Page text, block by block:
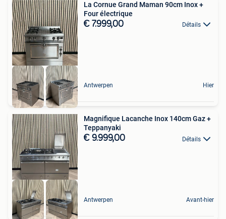
La Cornue Grand Maman 90cm Inox +
Four électrique
€ 7.999,00 Détails
Antwerpen Hier
Magnifique Lacanche Inox 140cm Gaz +
Teppanyaki
€ 9.999,00 Détails
Antwerpen Avant-hier